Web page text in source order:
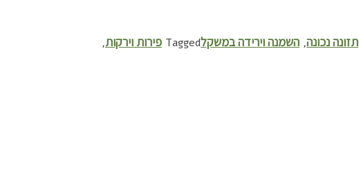
תזונה נכונה, השמנה וירידה במשקלTagged פירות וירקות,